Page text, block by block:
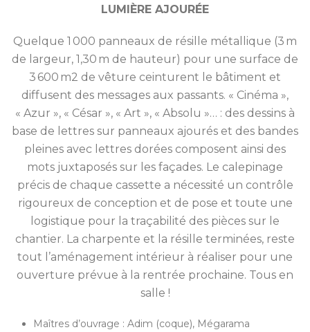
LUMIÈRE AJOURÉE
Quelque 1 000 panneaux de résille métallique (3 m
de largeur, 1,30 m de hauteur) pour une surface de
3 600 m2 de vêture ceinturent le bâtiment et
diffusent des messages aux passants. « Cinéma »,
« Azur », « César », « Art », « Absolu »… : des dessins à
base de lettres sur panneaux ajourés et des bandes
pleines avec lettres dorées composent ainsi des
mots juxtaposés sur les façades. Le calepinage
précis de chaque cassette a nécessité un contrôle
rigoureux de conception et de pose et toute une
logistique pour la traçabilité des pièces sur le
chantier. La charpente et la résille terminées, reste
tout l’aménagement intérieur à réaliser pour une
ouverture prévue à la rentrée prochaine. Tous en
salle !
Maîtres d’ouvrage : Adim (coque), Mégarama